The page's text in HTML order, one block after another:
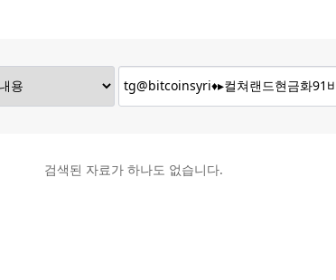
검색된 자료가 하나도 없습니다.